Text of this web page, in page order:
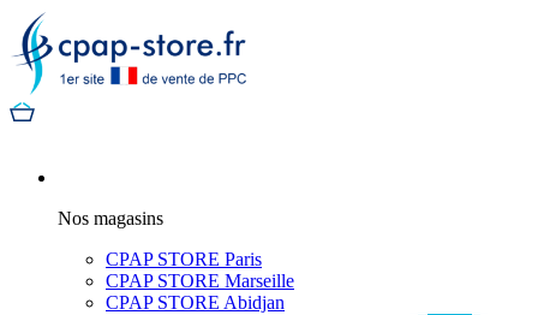
Nos magasins
CPAP STORE Paris
CPAP STORE Marseille
CPAP STORE Abidjan